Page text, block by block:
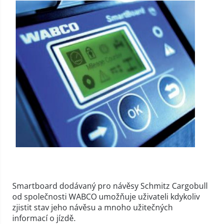
Smartboard dodávaný pro návěsy Schmitz Cargobull
od společnosti WABCO umožňuje uživateli kdykoliv
zjistit stav jeho návěsu a mnoho užitečných
informací o jízdě.